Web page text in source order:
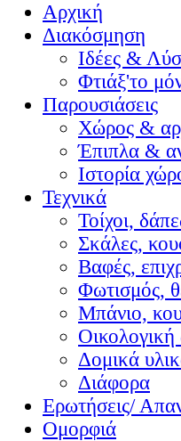
Αρχική
Διακόσμηση
Ιδέες &
Φτιάξ'το
Παρουσιάσεις
Χώρος &
Έπιπλα &
Ιστορία
Τεχνικά
Τοίχοι,
Σκάλες,
Βαφές,
Φωτισμός,
Μπάνιο,
Δομικά
Διάφορα
Ερωτήσεις/
Ομορφιά